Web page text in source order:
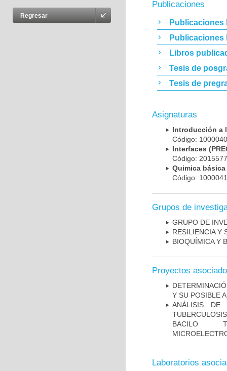
Regresar
Publicaciones
Publicaciones
Publicaciones
Libros
Tesis de
Tesis de
Asignaturas
Introducción a
Código:
Interfaces
Código:
Quimica básica
Código:
Grupos de
GRUPO DE
RESILIENCIA Y
BIOQUÍMICA Y
Proyectos
Y SU POSIBLE
ANÁLISIS DE
BACILO
Laboratorios